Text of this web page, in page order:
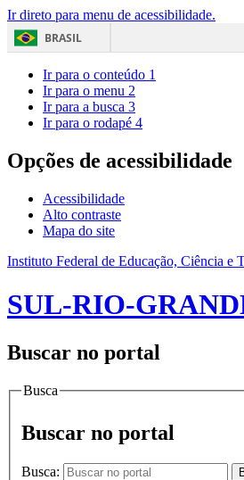
Ir direto para menu de acessibilidade.
BRASIL
Ir para o conteúdo 1
Ir para o menu 2
Ir para a busca 3
Ir para o rodapé 4
Opções de acessibilidade
Acessibilidade
Alto contraste
Mapa do site
Instituto Federal de Educação, Ciência e
SUL-RIO-
Buscar no portal
Busca
Buscar no portal
Busca: